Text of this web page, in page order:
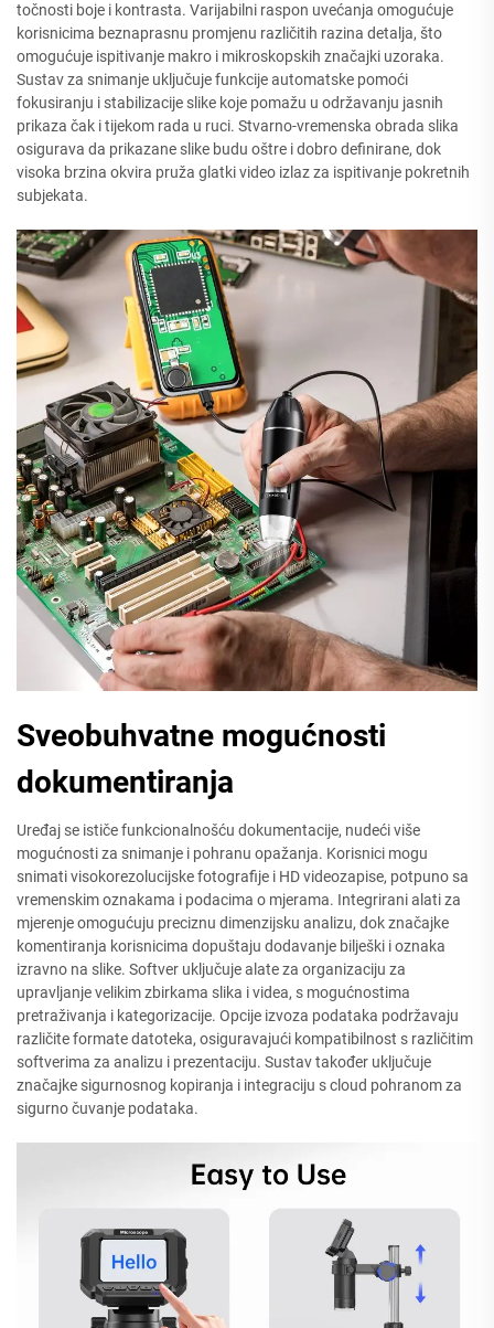
točnosti boje i kontrasta. Varijabilni raspon uvećanja omogućuje
korisnicima beznaprasnu promjenu različitih razina detalja, što
omogućuje ispitivanje makro i mikroskopskih značajki uzoraka.
Sustav za snimanje uključuje funkcije automatske pomoći
fokusiranju i stabilizacije slike koje pomažu u održavanju jasnih
prikaza čak i tijekom rada u ruci. Stvarno-vremenska obrada slika
osigurava da prikazane slike budu oštre i dobro definirane, dok
visoka brzina okvira pruža glatki video izlaz za ispitivanje pokretnih
subjekata.
Sveobuhvatne mogućnosti
dokumentiranja
Uređaj se ističe funkcionalnošću dokumentacije, nudeći više
mogućnosti za snimanje i pohranu opažanja. Korisnici mogu
snimati visokorezolucijske fotografije i HD videozapise, potpuno sa
vremenskim oznakama i podacima o mjerama. Integrirani alati za
mjerenje omogućuju preciznu dimenzijsku analizu, dok značajke
komentiranja korisnicima dopuštaju dodavanje bilješki i oznaka
izravno na slike. Softver uključuje alate za organizaciju za
upravljanje velikim zbirkama slika i videa, s mogućnostima
pretraživanja i kategorizacije. Opcije izvoza podataka podržavaju
različite formate datoteka, osiguravajući kompatibilnost s različitim
softverima za analizu i prezentaciju. Sustav također uključuje
značajke sigurnosnog kopiranja i integraciju s cloud pohranom za
sigurno čuvanje podataka.